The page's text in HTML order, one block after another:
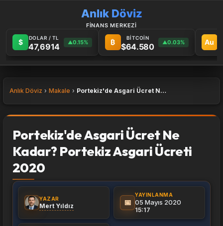
Anlık Döviz
FİNANS MERKEZİ
$ DOLAR / TL
47,6914 ▲0.15% ₿ BİTCOİN
$64.580 ▲0.03% Au
Anlık Döviz Makale Portekiz'de Asgari Ücret Ne Kadar? Portekiz Asgari Ücreti 2020
Portekiz'de Asgari Ücret Ne
Kadar? Portekiz Asgari Ücreti
2020
YAZAR
Mert Yıldız 📅
YAYINLANMA
05 Mayıs 2020
15:17